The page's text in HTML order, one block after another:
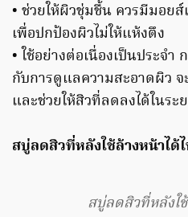
• ช่วยให้ผิวชุ่มชื้น ควรมีมอยส์
เพื่อปกป้องผิวไม่ให้แห้งตึง
• ใช้อย่างต่อเนื่องเป็นประจ
กับการดูแลความสะอาดผิว จ
และช่วยให้สิวที่ลดลงได้ในระ
สบู่ลดสิวที่หลังใช้ล้างหน้าได้
สบู่ลดสิวที่หลังใ